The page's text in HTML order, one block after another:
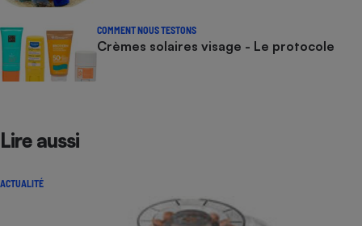
COMMENT NOUS TESTONS
Crèmes solaires visage - Le protocole
Lire aussi
ACTUALITÉ